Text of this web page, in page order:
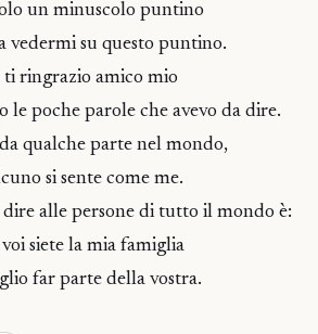
un minuscolo puntino
vedermi su questo puntino.
ringrazio amico mio
le poche parole che avevo da dire.
qualche parte nel mondo,
si sente come me.
alle persone di tutto il mondo è:
siete la mia famiglia
far parte della vostra.